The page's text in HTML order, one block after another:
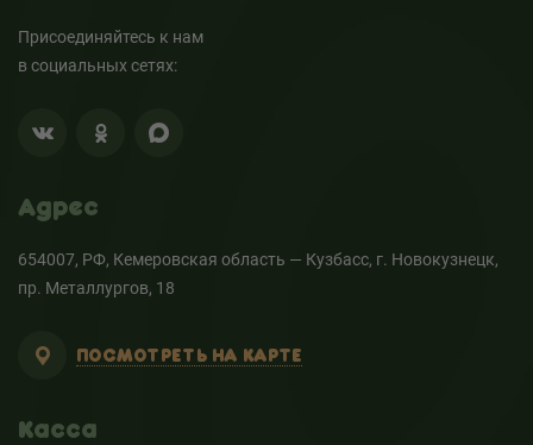
Присоединяйтесь к нам
в социальных сетях:
Адрес
654007, РФ, Кемеровская область — Кузбасс, г. Новокузнецк,
пр. Металлургов, 18
ПОСМОТРЕТЬ НА КАРТЕ
Касса